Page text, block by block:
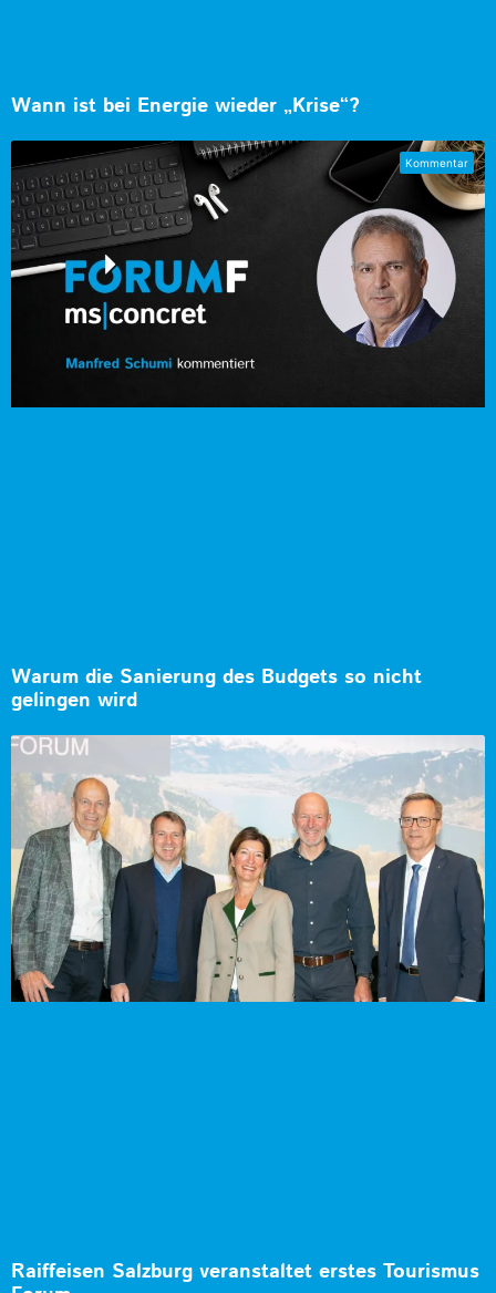
Wann ist bei Energie wieder „Krise“?
Warum die Sanierung des Budgets so nicht
gelingen wird
Raiffeisen Salzburg veranstaltet erstes Tourismus